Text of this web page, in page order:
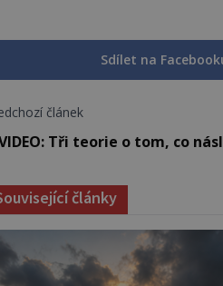
Sdílet na
článek
Tři teorie o tom, co
články